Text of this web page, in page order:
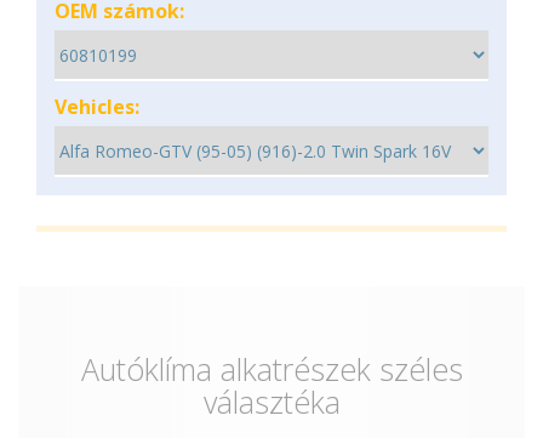
OEM számok:
Vehicles:
Autóklíma alkatrészek széles
választéka